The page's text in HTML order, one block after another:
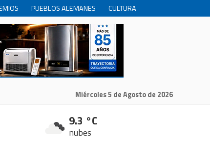
PUEBLOS ALEMANES
CULTURA
INTERNACIONALES PRODUCCION
Miércoles 5 de Agosto de 2026
9.3 °C
nubes